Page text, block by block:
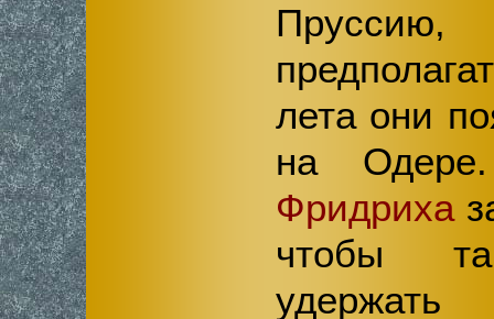
лета они
на
Фридриха
чтобы